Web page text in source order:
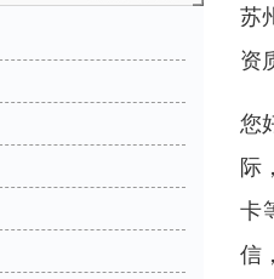
苏
资
您
际
卡
信